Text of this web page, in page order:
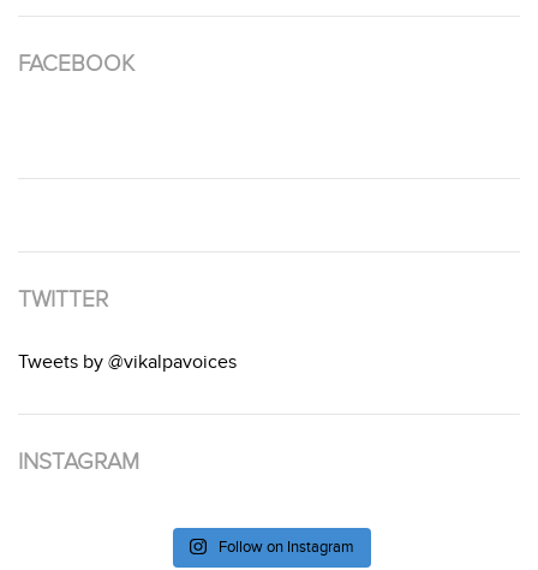
FACEBOOK
TWITTER
Tweets by @vikalpavoices
INSTAGRAM
Follow on Instagram